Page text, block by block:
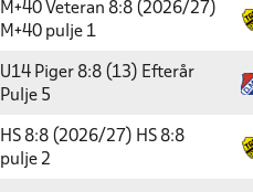
M+40 Veteran 8:8 (2026/27)
M+40 pulje 1
U14 Piger 8:8 (13) Efterår
Pulje 5
HS 8:8 (2026/27) HS 8:8
pulje 2